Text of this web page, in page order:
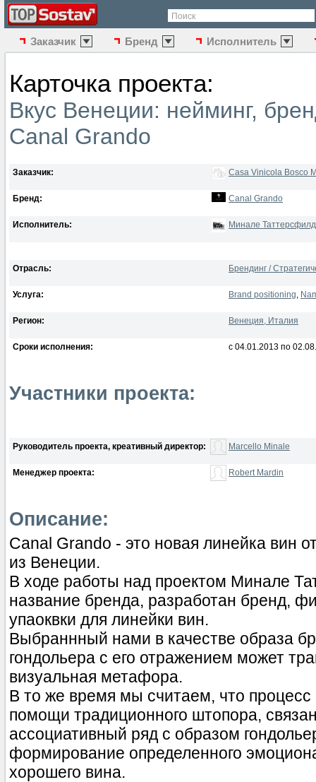
Поиск
Заказчик Бренд Исполнитель
Карточка проекта:
Вкус Венеции: нейминг,
Canal Grando
Заказчик: Casa Vinicola Bosco
Бренд: Canal Grando
Исполнитель: Минале Таттерсфилд
Отрасль: Брендинг /
Услуга: Brand positioning,
Регион: Венеция, Италия
Сроки исполнения: с 04.01.2013 по
Участники проекта:
Руководитель проекта, креативный директор: Marcello Minale
Менеджер проекта: Robert Mardin
Описание:
Canal Grando - это новая линейка вин
из Венеции.
В ходе работы над проектом Минале
название бренда, разработан бренд,
упаоквки для линейки вин.
Выбраннный нами в качестве образа
гондольера с его отражением может
визуальная метафора.
В то же время мы считаем, что процесс
помощи традиционного штопора,
ассоциативный ряд с образом
формирование определенного
хорошего вина.